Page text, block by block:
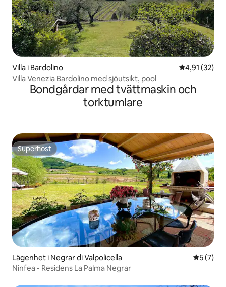
Villa i Bardolino 4,91 av 5 i
4,91 (32)
Villa Venezia Bardolino med sjöutsikt, pool
Bondgårdar med tvättmaskin och
torktumlare
Superhost
Superhost
Lägenhet i Negrar di Valpolicella 5 av 5 i
5 (7)
Ninfea - Residens La Palma Negrar